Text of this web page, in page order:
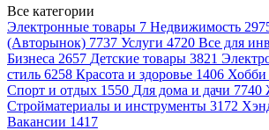
Все категории
Электронные товары 7 Недвижимость
(Авторынок) 7737 Услуги 4720 Все для
Бизнеса 2657 Детские товары 3821
стиль 6258 Красота и здоровье 1406 Хобби
Спорт и отдых 1550 Для дома и дачи 7740
Стройматериалы и инструменты 3172
Вакансии 1417